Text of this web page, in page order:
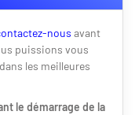
nous avant
puissions vous
les meilleures
le démarrage de la